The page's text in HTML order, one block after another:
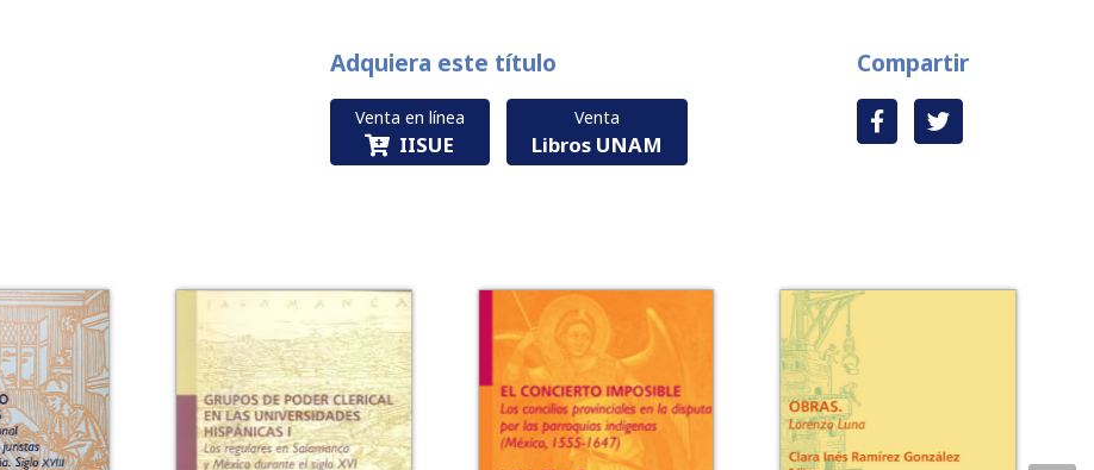
Adquiera este título
Venta en línea
IISUE
Venta
Libros UNAM
Compartir